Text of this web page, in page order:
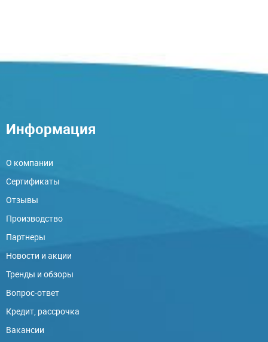
Информация
О компании
Сертификаты
Отзывы
Производство
Партнеры
Новости и акции
Тренды и обзоры
Вопрос-ответ
Кредит, рассрочка
Вакансии